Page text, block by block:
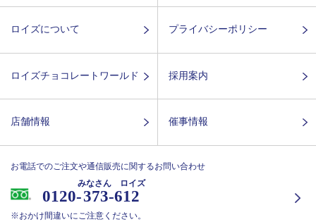
ロイズについて プライバシーポリシー
ロイズチョコレートワールド 採用案内
店舗情報 催事情報
お電話でのご注文や通信販売に関するお問い合わせ
0120-373-612
みなさん ロイズ
※おかけ間違いにご注意ください。